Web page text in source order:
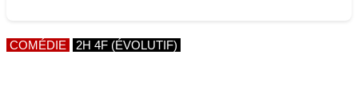
COMÉDIE 2H 4F (ÉVOLUTIF)